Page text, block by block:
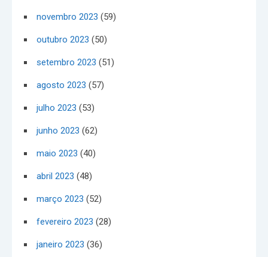
novembro 2023 (59)
outubro 2023 (50)
setembro 2023 (51)
agosto 2023 (57)
julho 2023 (53)
junho 2023 (62)
maio 2023 (40)
abril 2023 (48)
março 2023 (52)
fevereiro 2023 (28)
janeiro 2023 (36)